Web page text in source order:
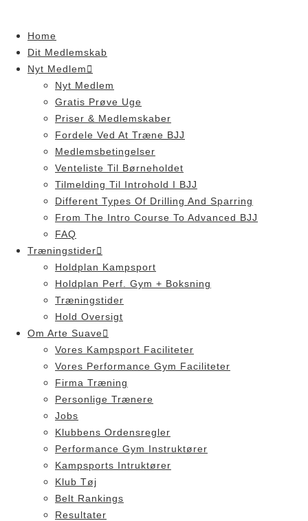
contentHome
Dit Medlemskab
Nyt Medlem
Nyt Medlem
Gratis Prøve Uge
Priser & Medlemskaber
Fordele Ved At Træne BJJ
Medlemsbetingelser
Venteliste Til Børneholdet
Tilmelding Til Introhold I BJJ
Different Types Of Drilling And Sparring
From The Intro Course To Advanced BJJ
FAQ
Træningstider
Holdplan Kampsport
Holdplan Perf. Gym + Boksning
Træningstider
Hold Oversigt
Om Arte Suave
Vores Kampsport Faciliteter
Vores Performance Gym Faciliteter
Firma Træning
Personlige Trænere
Jobs
Klubbens Ordensregler
Performance Gym Instruktører
Kampsports Intruktører
Klub Tøj
Belt Rankings
Resultater